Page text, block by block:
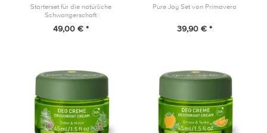
Starterset für die natürliche
Schwangerschaft
49,00 € *
Pure Joy Set von Primavera
39,90 € *